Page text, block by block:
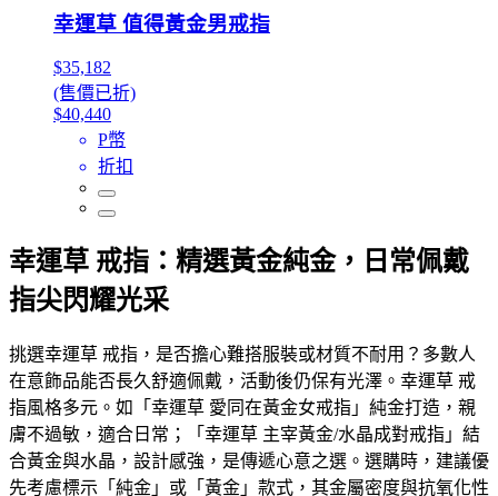
幸運草 值得黃金男戒指
$35,182
(售價已折)
$40,440
P幣
折扣
幸運草 戒指：精選黃金純金，日常佩戴
指尖閃耀光采
挑選幸運草 戒指，是否擔心難搭服裝或材質不耐用？多數人
在意飾品能否長久舒適佩戴，活動後仍保有光澤。幸運草 戒
指風格多元。如「幸運草 愛同在黃金女戒指」純金打造，親
膚不過敏，適合日常；「幸運草 主宰黃金/水晶成對戒指」結
合黃金與水晶，設計感強，是傳遞心意之選。選購時，建議優
先考慮標示「純金」或「黃金」款式，其金屬密度與抗氧化性